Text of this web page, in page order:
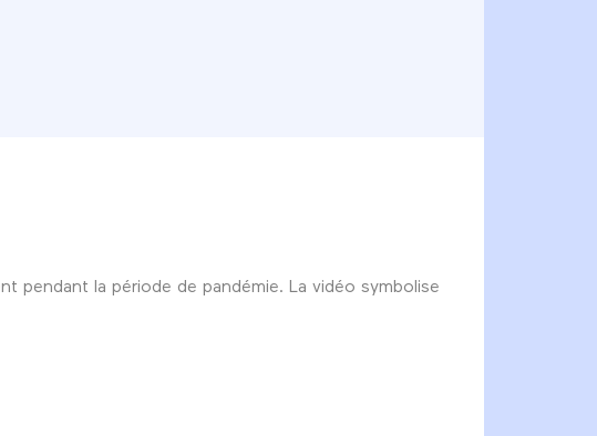
pendant la période de pandémie. La vidéo symbolise